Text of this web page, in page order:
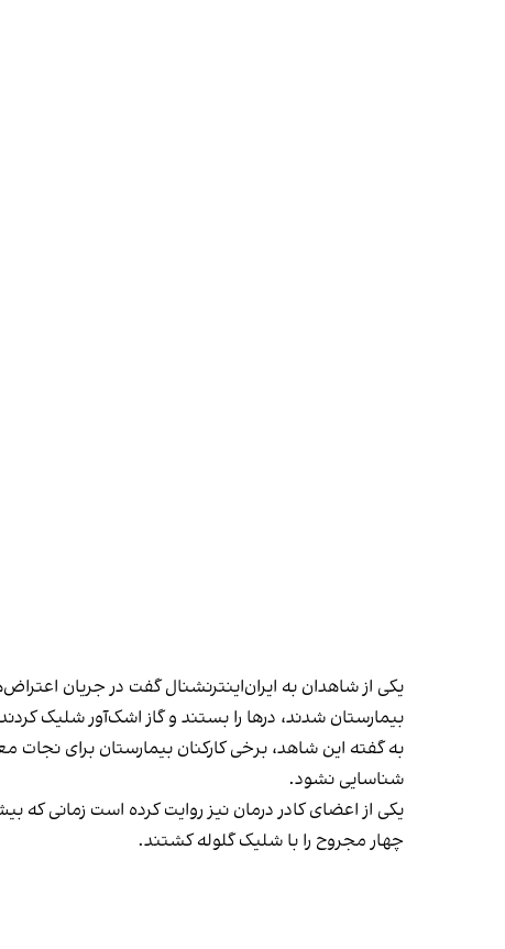
یکی از شاهدان به ایران‌اینترنشنال گفت در جریان
بیمارستان شدند، درها را بستند و گاز اشک‌آور شلیک
به گفته این شاهد، برخی کارکنان بیمارستان برای
شناسایی نشود.
چهار مجروح را با شلیک گلوله کشتند.